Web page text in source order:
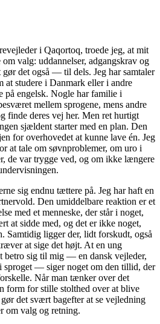
i Qaqortoq, troede jeg, at mit
valg: uddannelser, adgangskrav og
det også — til dels. Jeg har samtaler
at studere i Danmark eller i andre
på engelsk. Nogle har familie i
mellem sprogene, mens andre
finde deres vej her. Men ret hurtigt
sjældent starter med en plan. Den
for overhovedet at kunne lave én. Jeg
at tale om søvnproblemer, om uro i
de var trygge ved, og om ikke længere
sig endnu tættere på. Jeg har haft en
Den umiddelbare reaktion er et
med et menneske, der står i noget,
at sidde med, og det er ikke noget,
Samtidig ligger der, lidt forskudt, også
at sige det højt. At en ung
betro sig til mig — en dansk vejleder,
sproget — siger noget om den tillid, der
Når man tænker over det
form for stille stolthed over at blive
det svært bagefter at se vejledning
om valg og retning.